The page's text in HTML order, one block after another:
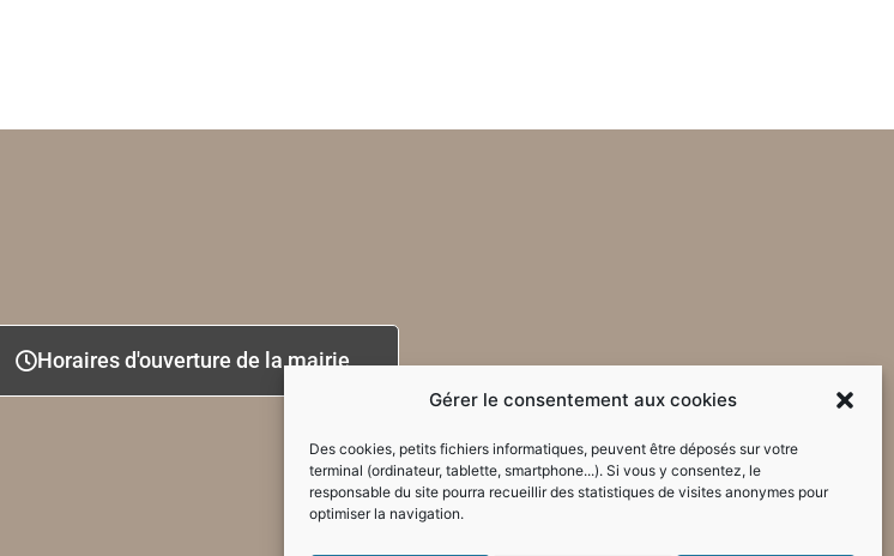
Gérer le consentement aux cookies
Des cookies, petits fichiers informatiques, peuvent être déposés sur votre
terminal (ordinateur, tablette, smartphone...). Si vous y consentez, le
responsable du site pourra recueillir des statistiques de visites anonymes pour
optimiser la navigation.
Horaires d'ouverture de la mairie